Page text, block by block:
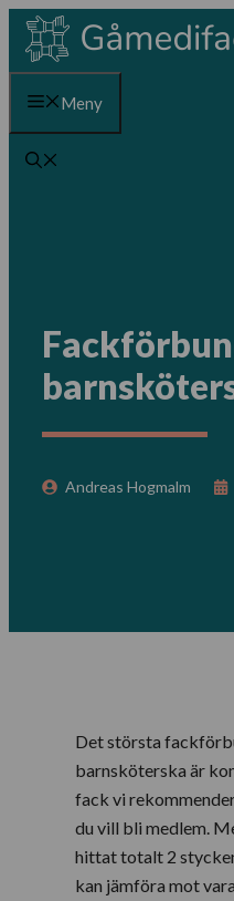
Hoppa
till
innehåll
Meny
Andreas Hogmalm
Det största
barnsköterska är
fack vi
du vill bli medlem.
hittat totalt 2
kan jämföra mot